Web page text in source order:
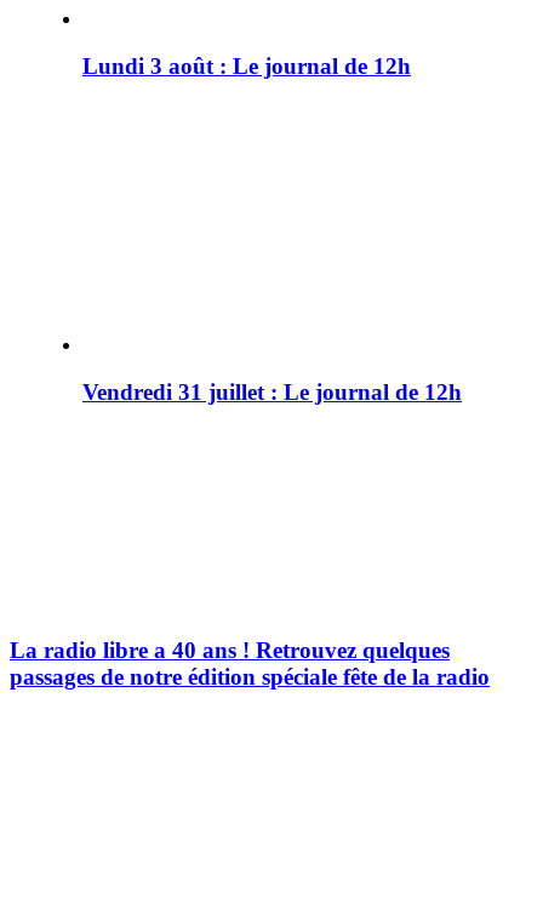
Lundi 3 août : Le journal de 12h
Vendredi 31 juillet : Le journal de 12h
La radio libre a 40 ans ! Retrouvez quelques
passages de notre édition spéciale fête de la radio